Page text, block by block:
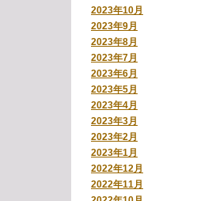
2023年10月
2023年9月
2023年8月
2023年7月
2023年6月
2023年5月
2023年4月
2023年3月
2023年2月
2023年1月
2022年12月
2022年11月